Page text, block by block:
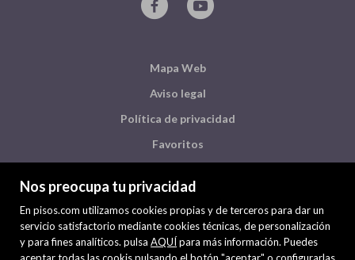
Nos preocupa tu privacidad
En pisos.com utilizamos cookies propias y de terceros para dar un
servicio satisfactorio mediante cookies técnicas, de personalización
y para fines analíticos. pulsa AQUÍ para más información. Puedes
Mapa Web
Aviso legal
Política de privacidad
Favoritos
Noticias
Política de cookies